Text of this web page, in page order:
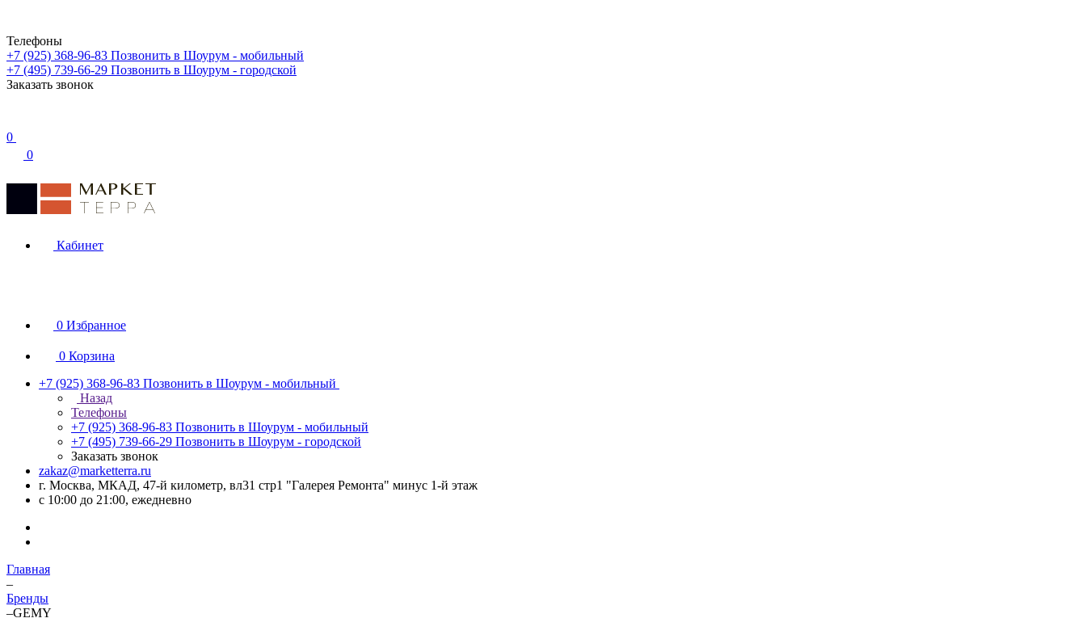
Телефоны
+7 (925) 368-96-83 Позвонить в Шоурум - мобильный
+7 (495) 739-66-29 Позвонить в Шоурум - городской
Заказать звонок
0
0
Кабинет
0 Избранное
0 Корзина
+7 (925) 368-96-83 Позвонить в Шоурум - мобильный
Назад
Телефоны
+7 (925) 368-96-83 Позвонить в Шоурум - мобильный
+7 (495) 739-66-29 Позвонить в Шоурум - городской
Заказать звонок
zakaz@marketterra.ru
г. Москва, МКАД, 47-й километр, вл31 стр1 "Галерея Ремонта" минус 1-й этаж
с 10:00 до 21:00, ежедневно
Главная
–
Бренды
–GEMY